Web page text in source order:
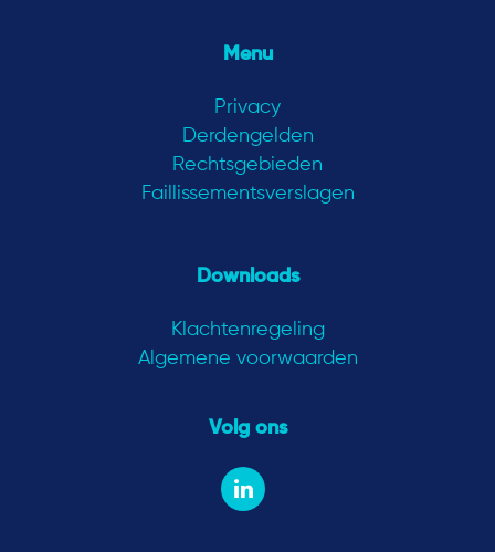
Menu
Privacy
Derdengelden
Rechtsgebieden
Faillissementsverslagen
Downloads
Klachtenregeling
Algemene voorwaarden
Volg ons